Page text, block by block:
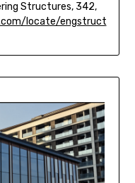
Structures, 342,
locate/engstruct